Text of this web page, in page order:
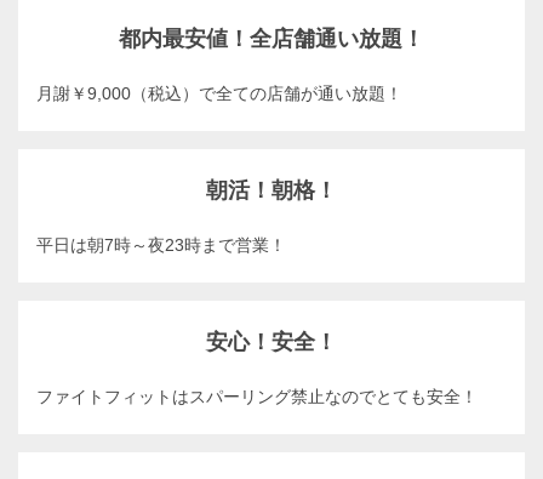
都内最安値！全店舗通い放題！
月謝￥9,000（税込）で全ての店舗が通い放題！
朝活！朝格！
平日は朝7時～夜23時まで営業！
安心！安全！
ファイトフィットはスパーリング禁止なのでとても安全！